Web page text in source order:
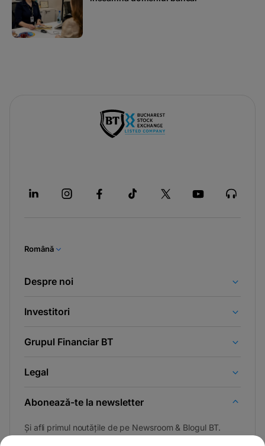
Română
Despre noi
Investitori
Grupul Financiar BT
Legal
Abonează-te la newsletter
Și afli primul noutățile de pe Newsroom & Blogul BT.